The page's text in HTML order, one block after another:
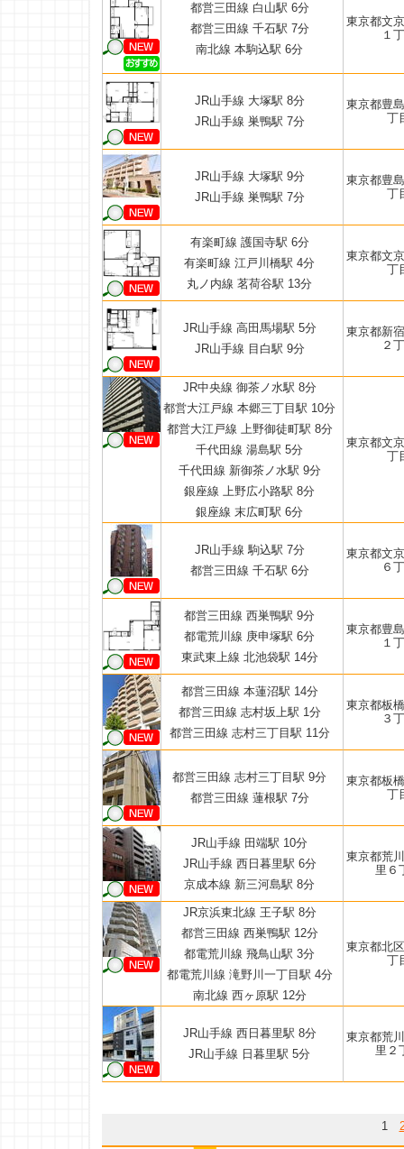
都営三田線 白山駅 6分
都営三田線 千石駅 7分
南北線 本駒込駅 6分
東京都文
１
JR山手線 大塚駅 8分
JR山手線 巣鴨駅 7分
東京都豊
丁
JR山手線 大塚駅 9分
JR山手線 巣鴨駅 7分
東京都豊
丁
有楽町線 護国寺駅 6分
有楽町線 江戸川橋駅 4分
丸ノ内線 茗荷谷駅 13分
東京都文
丁
JR山手線 高田馬場駅 5分
JR山手線 目白駅 9分
東京都新
２
JR中央線 御茶ノ水駅 8分
都営大江戸線 本郷三丁目駅 10分
都営大江戸線 上野御徒町駅 8分
千代田線 湯島駅 5分
千代田線 新御茶ノ水駅 9分
銀座線 上野広小路駅 8分
銀座線 末広町駅 6分
東京都文
丁
JR山手線 駒込駅 7分
都営三田線 千石駅 6分
東京都文
６
都営三田線 西巣鴨駅 9分
都電荒川線 庚申塚駅 6分
東武東上線 北池袋駅 14分
東京都豊
１
都営三田線 本蓮沼駅 14分
都営三田線 志村坂上駅 1分
都営三田線 志村三丁目駅 11分
東京都板
３
都営三田線 志村三丁目駅 9分
都営三田線 蓮根駅 7分
東京都板
丁
JR山手線 田端駅 10分
JR山手線 西日暮里駅 6分
京成本線 新三河島駅 8分
東京都荒
里６
JR京浜東北線 王子駅 8分
都営三田線 西巣鴨駅 12分
都電荒川線 飛鳥山駅 3分
都電荒川線 滝野川一丁目駅 4分
南北線 西ヶ原駅 12分
東京都北
丁
JR山手線 西日暮里駅 8分
JR山手線 日暮里駅 5分
東京都荒
里２
1